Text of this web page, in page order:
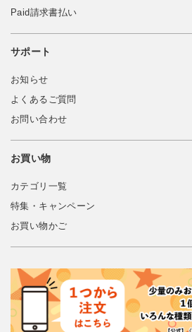
Paid請求書払い
サポート
お知らせ
よくあるご質問
お問い合わせ
お買い物
カテゴリ一覧
特集・キャンペーン
お買い物かご